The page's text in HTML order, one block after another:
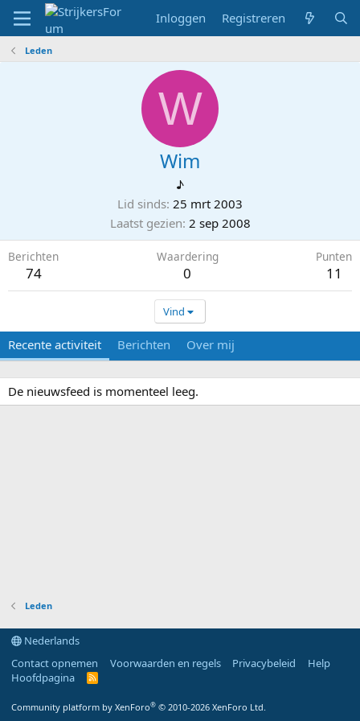
Inloggen Registreren
Leden
W
Wim
♪
Lid sinds 25 mrt 2003
Laatst gezien 2 sep 2008
Berichten
74
Waardering
0
Punten
11
Vind
Recente activiteit Berichten Over mij
De nieuwsfeed is momenteel leeg.
Leden
Nederlands
Contact opnemen
Voorwaarden en regels Privacybeleid
Help
Hoofdpagina
R
Community platform by XenForo® © 2010-2026 XenForo Ltd.